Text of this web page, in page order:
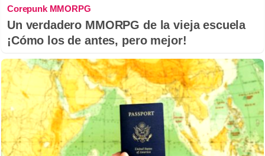
Corepunk MMORPG
Un verdadero MMORPG de la vieja escuela
¡Cómo los de antes, pero mejor!